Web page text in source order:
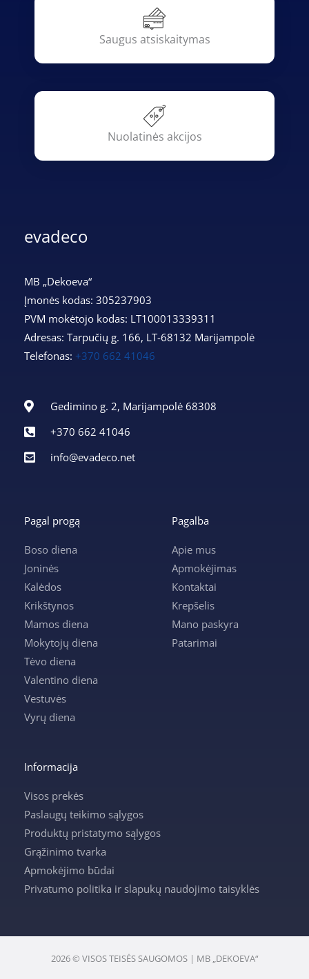
Saugus atsiskaitymas
Nuolatinės akcijos
evadeco
MB „Dekoeva“
Įmonės kodas: 305237903
PVM mokėtojo kodas: LT100013339311
Adresas: Tarpučių g. 166, LT-68132 Marijampolė
Telefonas: +370 662 41046
Gedimino g. 2, Marijampolė 68308
+370 662 41046
info@evadeco.net
Pagal progą
Boso diena
Joninės
Kalėdos
Krikštynos
Mamos diena
Mokytojų diena
Tėvo diena
Valentino diena
Vestuvės
Vyrų diena
Pagalba
Apie mus
Apmokėjimas
Kontaktai
Krepšelis
Mano paskyra
Patarimai
Informacija
Visos prekės
Paslaugų teikimo sąlygos
Produktų pristatymo sąlygos
Grąžinimo tvarka
Apmokėjimo būdai
Privatumo politika ir slapukų naudojimo taisyklės
2026 © VISOS TEISĖS SAUGOMOS | MB „DEKOEVA“